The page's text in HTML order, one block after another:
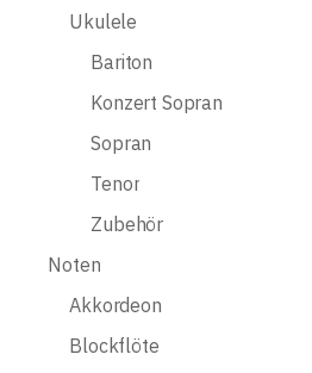
Ukulele
Bariton
Konzert Sopran
Sopran
Tenor
Zubehör
Noten
Akkordeon
Blockflöte